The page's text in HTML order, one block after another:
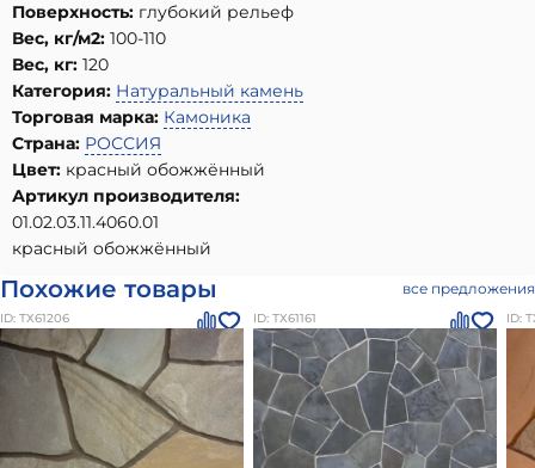
Поверхность: глубокий рельеф
Вес, кг/м2: 100-110
Вес, кг: 120
Категория: Натуральный камень
Торговая марка: Камоника
Страна: РОССИЯ
Цвет: красный обожжённый
Артикул производителя:
01.02.03.11.4060.01
красный обожжённый
Похожие товары все предложения
ID: ТХ61206 ID: ТХ61161 ID: